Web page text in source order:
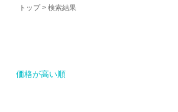
トップ> 検索結果
価格が高い順